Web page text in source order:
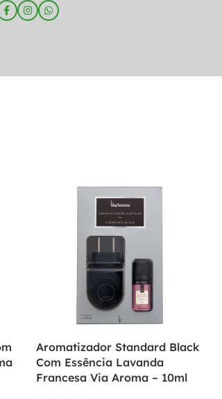
Aromatizador Standard Black
Com Essência Lavanda
Francesa Via Aroma – 10ml